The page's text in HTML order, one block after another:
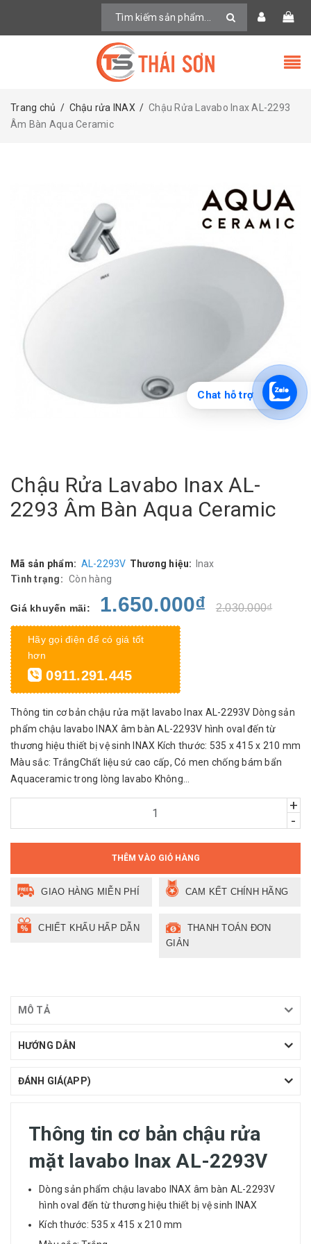
Trang chủ / Chậu rửa INAX / Chậu Rửa Lavabo Inax AL-2293
Âm Bàn Aqua Ceramic
Chậu Rửa Lavabo Inax AL-
2293 Âm Bàn Aqua Ceramic
Mã sản phẩm: AL-2293V Thương hiệu:
Inax
Tình trạng: Còn hàng
Giá khuyến mãi: 1.650.000₫ 2.030.000₫
Hãy gọi điện để có giá tốt
hơn
0911.291.445
Thông tin cơ bản chậu rửa mặt lavabo Inax AL-2293V Dòng sản
phẩm chậu lavabo INAX âm bàn AL-2293V hình oval đến từ
thương hiệu thiết bị vệ sinh INAX Kích thước: 535 x 415 x 210 mm
Màu sắc: Trắng​ Chất liệu sứ cao cấp, Có men chống bám bẩn
Aquaceramic trong lòng lavabo Không...
+
-
THÊM VÀO GIỎ HÀNG
GIAO HÀNG MIỄN PHÍ CAM KẾT CHÍNH HÃNG
CHIẾT KHẤU HẤP DẪN
THANH TOÁN ĐƠN
GIẢN
MÔ TẢ
HƯỚNG DẪN
ĐÁNH GIÁ(APP)
Thông tin cơ bản chậu rửa
mặt lavabo Inax AL-2293V
Dòng sản phẩm chậu lavabo INAX âm bàn AL-2293V
hình oval đến từ thương hiệu thiết bị vệ sinh INAX
Kích thước: 535 x 415 x 210 mm
Chat hỗ trợ